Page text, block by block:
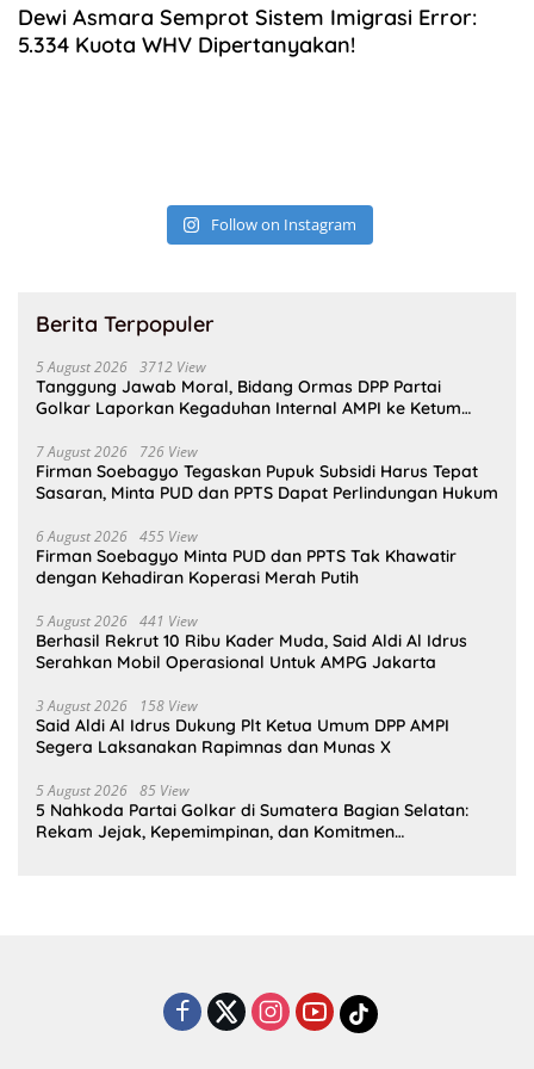
Dewi Asmara Semprot Sistem Imigrasi Error:
5.334 Kuota WHV Dipertanyakan!
Follow on Instagram
Berita Terpopuler
5 August 2026 3712 View
Tanggung Jawab Moral, Bidang Ormas DPP Partai
Golkar Laporkan Kegaduhan Internal AMPI ke Ketum
7 August 2026 726 View
Firman Soebagyo Tegaskan Pupuk Subsidi Harus Tepat
Sasaran, Minta PUD dan PPTS Dapat Perlindungan Hukum
6 August 2026 455 View
Firman Soebagyo Minta PUD dan PPTS Tak Khawatir
dengan Kehadiran Koperasi Merah Putih
5 August 2026 441 View
Berhasil Rekrut 10 Ribu Kader Muda, Said Aldi Al Idrus
Serahkan Mobil Operasional Untuk AMPG Jakarta
3 August 2026 158 View
Said Aldi Al Idrus Dukung Plt Ketua Umum DPP AMPI
Segera Laksanakan Rapimnas dan Munas X
5 August 2026 85 View
5 Nahkoda Partai Golkar di Sumatera Bagian Selatan:
Rekam Jejak, Kepemimpinan, dan Komitmen